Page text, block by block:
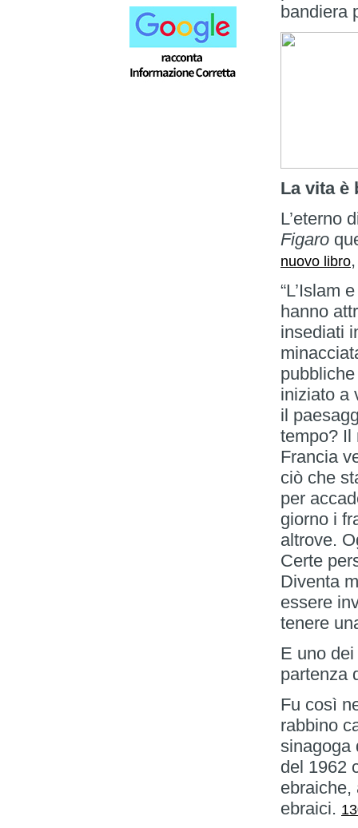
bandiera
La vita è
L’eterno
Figaro
nuovo libro
“L’Islam
hanno
insediati
iniziato a
il
tempo? Il
Francia
ciò che
per
giorno i
altrove.
Certe
Diventa
essere
tenere
E uno
partenza
Fu così
rabbino
sinagoga
del 1962
ebraiche,
ebraici.